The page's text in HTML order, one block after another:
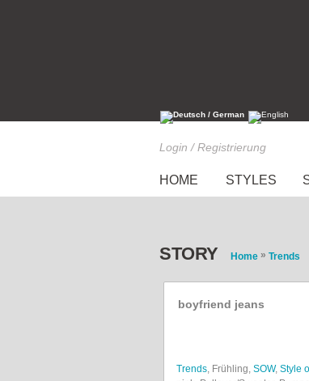
Login / Registrierung
HOME STYLES
STORY Home » Trends
boyfriend jeans
Trends, Frühling, SOW, Style